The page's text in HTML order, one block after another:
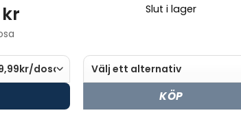
Slut i lager
KÖP